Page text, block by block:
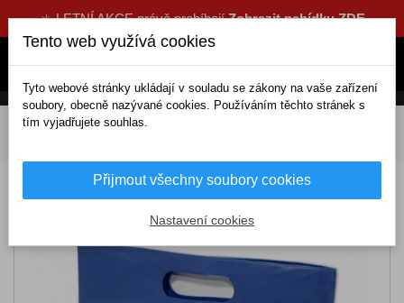
☀️ LETNÍ AKCE právě probíhajíZobrazit nabídku ZDE
DOMOV Výbava a nářadí
Lano vysvobozovací 5000kg s karabinami
Tento web využívá cookies
Tyto webové stránky ukládají v souladu se zákony na vaše zařízení
soubory, obecně nazývané cookies. Používáním těchto stránek s
tím vyjadřujete souhlas.
Přijmout všechny soubory cookies
Nastavení cookies